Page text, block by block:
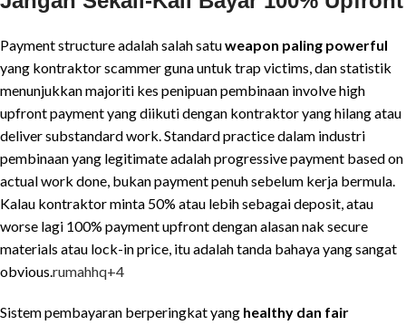
Payment structure adalah salah satuweapon paling powerful
yang kontraktor scammer guna untuk trap victims, dan statistik
menunjukkan majoriti kes penipuan pembinaan involve high
upfront payment yang diikuti dengan kontraktor yang hilang atau
deliver substandard work. Standard practice dalam industri
pembinaan yang legitimate adalah progressive payment based on
actual work done, bukan payment penuh sebelum kerja bermula.
Kalau kontraktor minta 50% atau lebih sebagai deposit, atau
worse lagi 100% payment upfront dengan alasan nak secure
materials atau lock-in price, itu adalah tanda bahaya yang sangat
obvious.rumahhq+4
Sistem pembayaran berperingkat yang healthy dan fair